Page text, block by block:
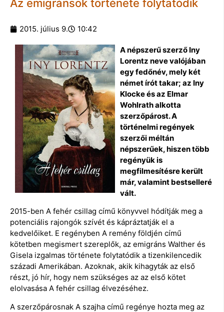
Az emigránsok története folytatódik
2015. július 9. 10:42
A népszerű szerző Iny
Lorentz neve valójában
egy fedőnév, mely két
német írót takar; az Iny
Klocke és az Elmar
Wohlrath alkotta
szerzőpárost. A
történelmi regények
szerzői méltán
népszerűek, hiszen több
regényük is
megfilmesítésre került
már, valamint bestselleré
vált.
2015-ben A fehér csillag című könyvvel hódítják meg a
potenciális rajongók szívét és kápráztatják el a
kedvelőiket. E regényben A remény földjén című
kötetben megismert szereplők, az emigráns Walther és
Gisela izgalmas története folytatódik a tizenkilencedik
századi Amerikában. Azoknak, akik kihagyták az első
részt, jó hír, hogy nem szükséges az az első kötet
elolvasása A fehér csillag élvezéséhez.
A szerzőpárosnak A szajha című regénye hozta meg az